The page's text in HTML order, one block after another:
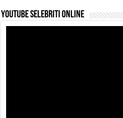
YouTube selebriti online